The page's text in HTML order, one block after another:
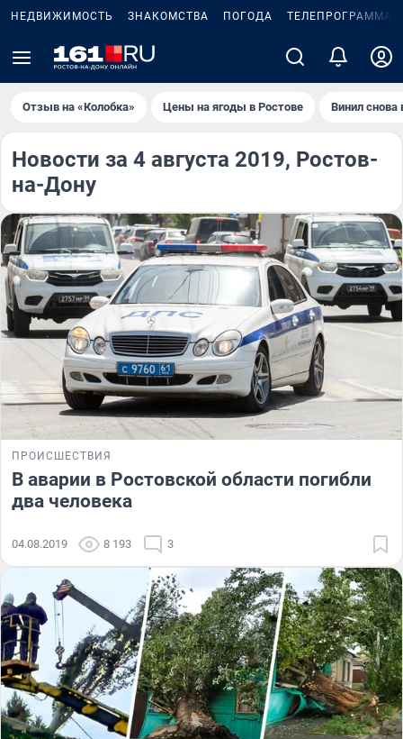
НЕДВИЖИМОСТЬ ЗНАКОМСТВА ПОГОДА ТЕЛЕПРОГРАММА
Отзыв на «Колобка» Цены на ягоды в Ростове Винил снова
Новости за 4 августа 2019, Ростов-
на-Дону
ПРОИСШЕСТВИЯ
В аварии в Ростовской области погибли
два человека
04.08.2019 8 193 3